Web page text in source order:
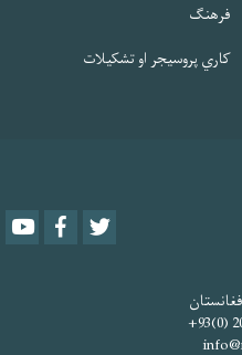
فرهنګ
کاري پروسیجر او تشکیلات
Youtube Facebook